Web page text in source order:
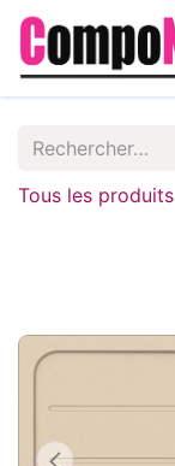
Tous les produits